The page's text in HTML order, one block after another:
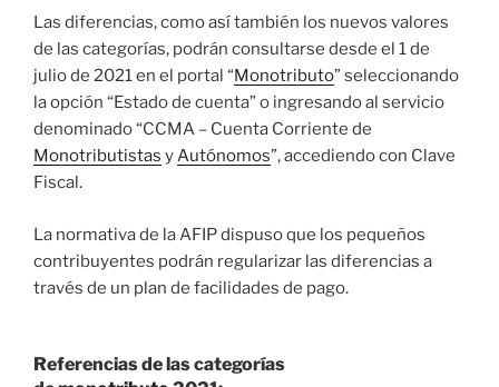
Las diferencias, como así también los nuevos valores
de las categorías, podrán consultarse desde el 1 de
julio de 2021 en el portal “Monotributo” seleccionando
la opción “Estado de cuenta” o ingresando al servicio
denominado “CCMA – Cuenta Corriente de
Monotributistas yAutónomos”, accediendo con Clave
Fiscal.
La normativa de la AFIP dispuso que los pequeños
contribuyentes podrán regularizar las diferencias a
través de un plan de facilidades de pago.
Referencias de las categorías